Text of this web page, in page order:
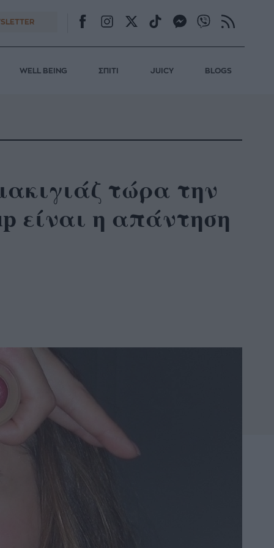
WELL BEING ΣΠΙΤΙ JUICY BLOGS
τώρα την
είναι η απάντηση